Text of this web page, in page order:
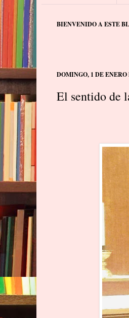
BIENVENIDO A ESTE
DOMINGO, 1 DE ENERO
El sentido de